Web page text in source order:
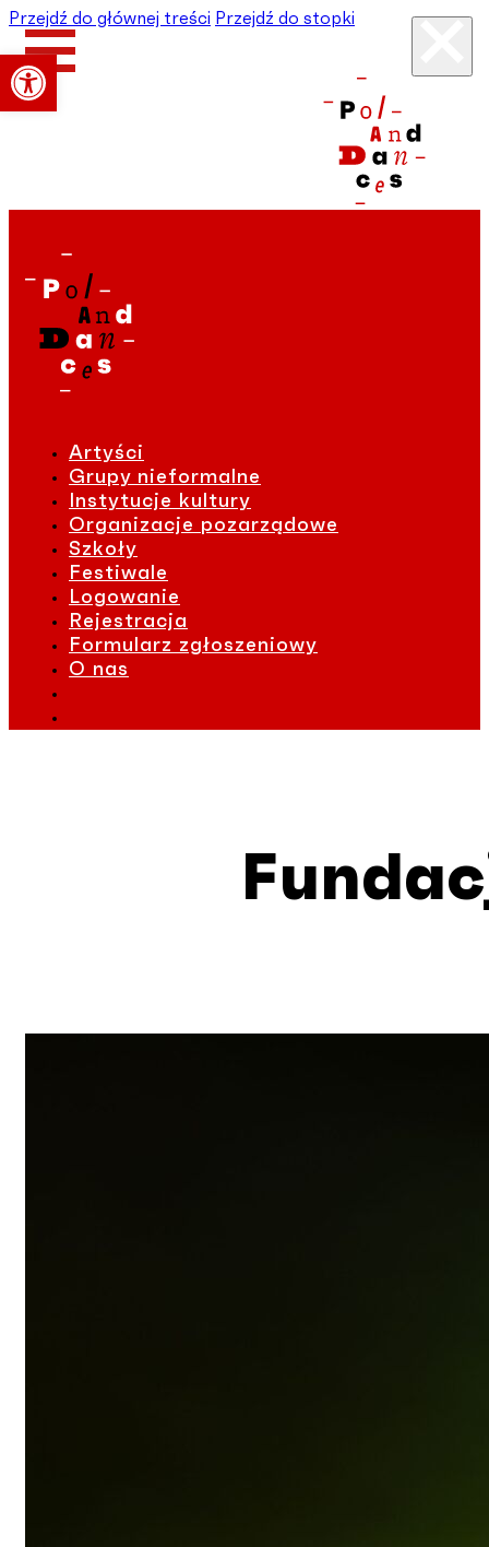
Otwórz pasek narzędzi
Przejdź do głównej treści Przejdź do stopki
Artyści
Grupy nieformalne
Instytucje kultury
Organizacje pozarządowe
Szkoły
Festiwale
Logowanie
Rejestracja
Formularz zgłoszeniowy
O nas